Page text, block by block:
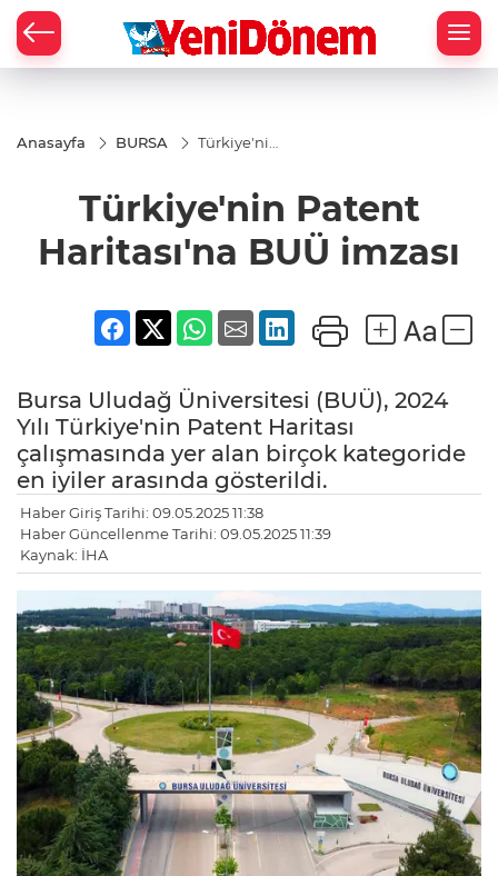
Anasayfa BURSA
Türkiye'nin
BUÜ
imzası
Türkiye'nin Patent
Haritası'na BUÜ imzası
Bursa Uludağ Üniversitesi (BUÜ), 2024
Yılı Türkiye'nin Patent Haritası
çalışmasında yer alan birçok kategoride
en iyiler arasında gösterildi.
Haber Giriş Tarihi: 09.05.2025 11:38
Haber Güncellenme Tarihi: 09.05.2025 11:39
Kaynak: İHA